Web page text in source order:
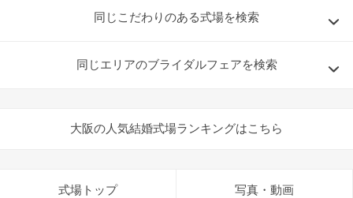
同じこだわりのある式場を検索
同じエリアのブライダルフェアを検索
大阪の人気結婚式場ランキングはこちら
式場トップ 写真・動画